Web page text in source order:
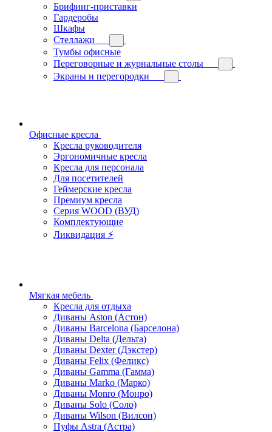
Брифинг-приставки
Гардеробы
Шкафы
Стеллажи
Тумбы офисные
Переговорные и журнальные столы
Экраны и перегородки
Офисные кресла
Кресла руководителя
Эргономичные кресла
Кресла для персонала
Для посетителей
Геймерские кресла
Премиум кресла
Серия WOOD (ВУД)
Комплектующие
Ликвидация ⚡
Мягкая мебель
Кресла для отдыха
Диваны Aston (Астон)
Диваны Barcelona (Барселона)
Диваны Delta (Дельта)
Диваны Dexter (Дэкстер)
Диваны Felix (Феликс)
Диваны Gamma (Гамма)
Диваны Marko (Марко)
Диваны Monro (Монро)
Диваны Solo (Соло)
Диваны Wilson (Вилсон)
Пуфы Astra (Астра)